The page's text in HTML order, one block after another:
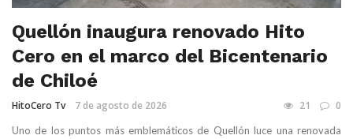
Quellón inaugura renovado Hito
Cero en el marco del Bicentenario
de Chiloé
HitoCero Tv 7 de agosto de 2026 21 0
Uno de los puntos más emblemáticos de Quellón luce una renovada